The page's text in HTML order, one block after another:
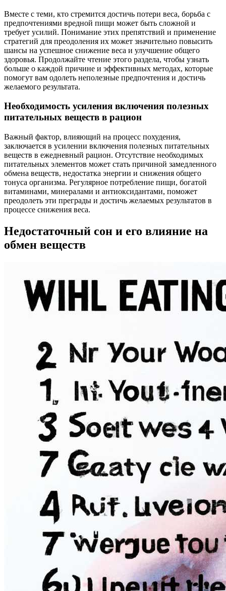
Вместе с теми, кто стремится достичь потери веса, борьба с
предпочтениями вредной пищи может быть сложной и
требует усилий. Понимание этих препятствий и применение
стратегий для преодоления их может значительно повысить
шансы на успешное снижение веса и улучшение общего
здоровья. Продолжайте чтение этого раздела, чтобы узнать
больше о каждой причине и эффективных методах, которые
помогут вам одолеть неполезные предпочтения и достичь
желаемого результата.
Необходимость усиления включения полезных
питательных веществ в рацион
Важный фактор, влияющий на процесс похудения,
заключается в усилении включения полезных питательных
веществ в ежедневный рацион. Отсутствие необходимых
питательных элементов может стать причиной замедленного
обмена веществ, недостатка энергии и снижения общего
тонуса организма. Регулярное потребление пищи, богатой
витаминами, минералами и антиоксидантами, поможет
преодолеть эти преграды и достичь желаемых результатов в
процессе снижения веса.
Недостаточный сон и его влияние на
обмен веществ